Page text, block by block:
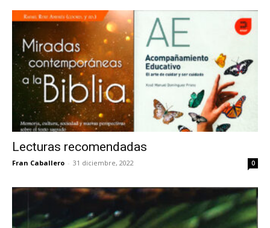
Lecturas recomendadas
Fran Caballero - 31 diciembre, 2022 0